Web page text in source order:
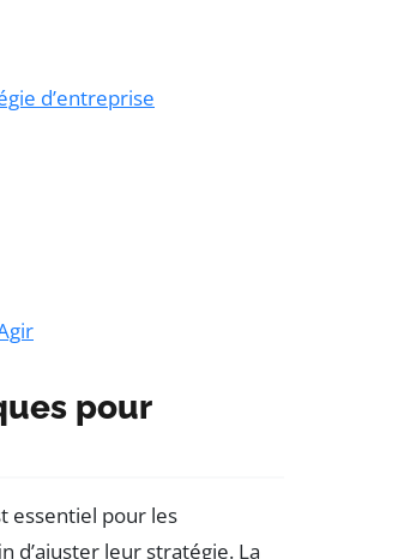
d’entreprise
pour
essentiel pour les
d’ajuster leur stratégie. La